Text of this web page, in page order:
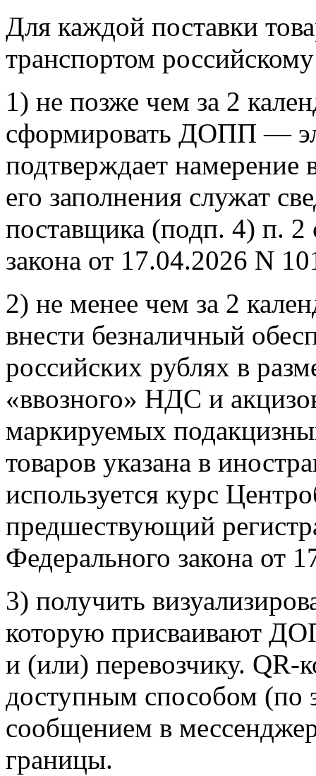
Для каждой поставки
транспортом
1) не позже чем за 2
сформировать ДОПП —
подтверждает намерение
его заполнения служат
поставщика (подп. 4) п. 2
закона от 17.04.2026 N
2) не менее чем за 2
внести безналичный
российских рублях в
«ввозного» НДС и
маркируемых
товаров указана в
используется курс
предшествующий
Федерального закона от
3) получить
которую присваивают
и (или) перевозчику. QR-
доступным способом (по
сообщением в
границы.